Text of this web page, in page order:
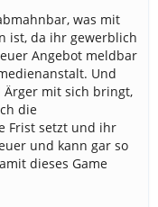
was mit
ist, da ihr gewerblich
Angebot meldbar
Und
mit sich bringt,
die
Frist setzt und ihr
und kann gar so
dieses Game